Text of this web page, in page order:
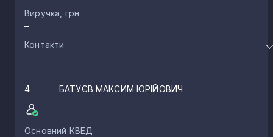
Виручка, грн
–
Контакти
4 БАТУЄВ МАКСИМ ЮРІЙОВИЧ
Основний КВЕД